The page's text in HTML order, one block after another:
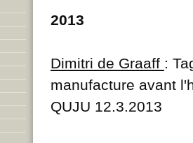
2013
Dimitri de Graaff :
manufacture avant
QUJU 12.3.2013